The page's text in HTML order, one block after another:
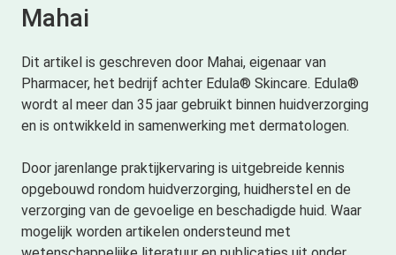
Mahai
Dit artikel is geschreven door Mahai, eigenaar van
Pharmacer, het bedrijf achter Edula® Skincare. Edula®
wordt al meer dan 35 jaar gebruikt binnen huidverzorging
en is ontwikkeld in samenwerking met dermatologen.
Door jarenlange praktijkervaring is uitgebreide kennis
opgebouwd rondom huidverzorging, huidherstel en de
verzorging van de gevoelige en beschadigde huid. Waar
mogelijk worden artikelen ondersteund met